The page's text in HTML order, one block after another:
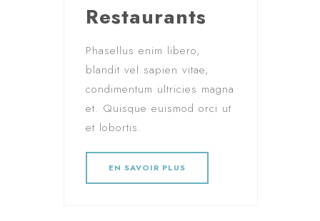
Restaurants
Phasellus enim libero,
blandit vel sapien vitae,
condimentum ultricies magna
et. Quisque euismod orci ut
et lobortis.
EN SAVOIR PLUS